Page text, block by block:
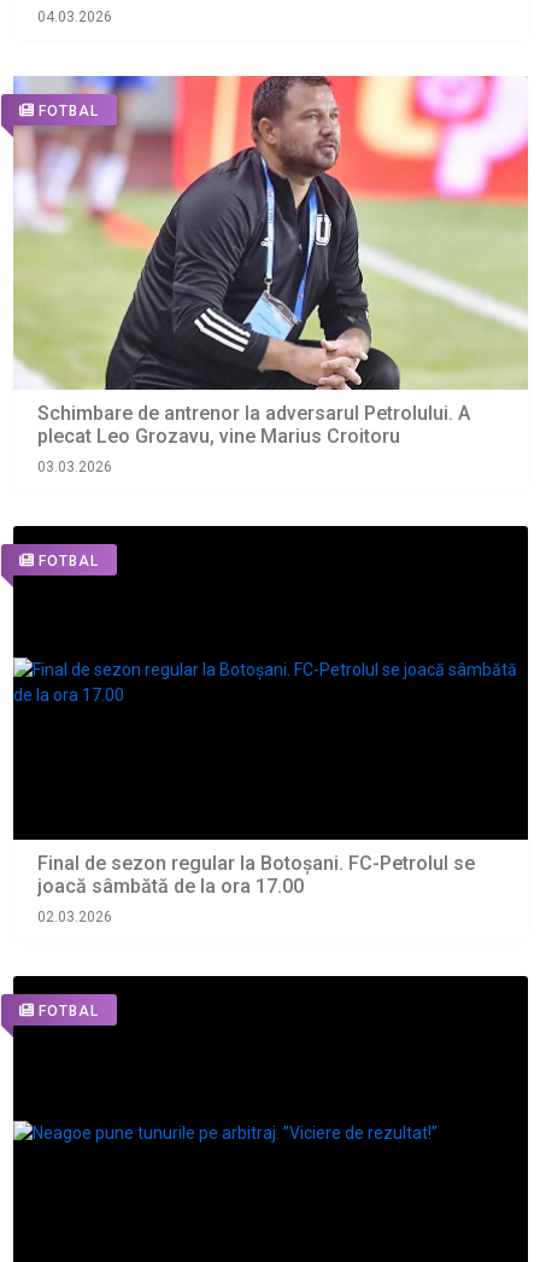
04.03.2026
FOTBAL
Schimbare de antrenor la adversarul Petrolului. A
plecat Leo Grozavu, vine Marius Croitoru
03.03.2026
FOTBAL
Final de sezon regular la Botoșani. FC-Petrolul se
joacă sâmbătă de la ora 17.00
02.03.2026
FOTBAL